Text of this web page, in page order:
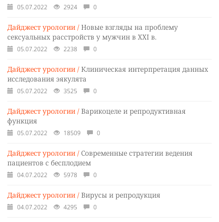
05.07.2022 2924 0
Дайджест урологии / Новые взгляды на проблему
сексуальных расстройств у мужчин в XXI в.
05.07.2022 2238 0
Дайджест урологии / Клиническая интерпретация данных
исследования эякулята
05.07.2022 3525 0
Дайджест урологии / Варикоцеле и репродуктивная
функция
05.07.2022 18509 0
Дайджест урологии / Современные стратегии ведения
пациентов с бесплодием
04.07.2022 5978 0
Дайджест урологии / Вирусы и репродукция
04.07.2022 4295 0